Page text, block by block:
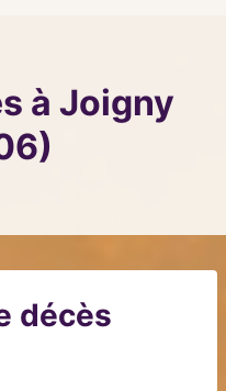
à Joigny
décès